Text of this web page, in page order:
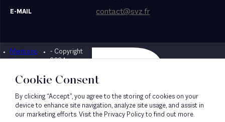
E-MAIL contact@svz.fr
Mentions
légales
- Copyright
2024
Designed by Bonhomme
Cookie Consent
By clicking “Accept”, you agree to the storing of cookies on your
device to enhance site navigation, analyze site usage, and assist in
our marketing efforts. Visit the Privacy Policy to find out more.